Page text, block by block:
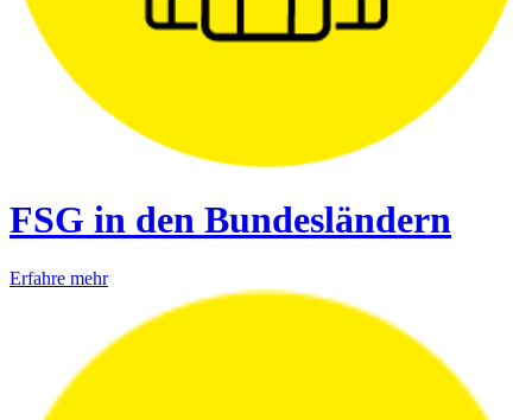
FSG in den Bundesländern
Erfahre mehr